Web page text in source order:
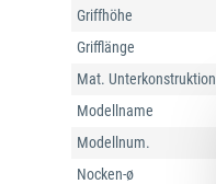
Griffhöhe
Grifflänge
Mat. Unterkonstruktion
Modellname
Modellnum.
Nocken-ø